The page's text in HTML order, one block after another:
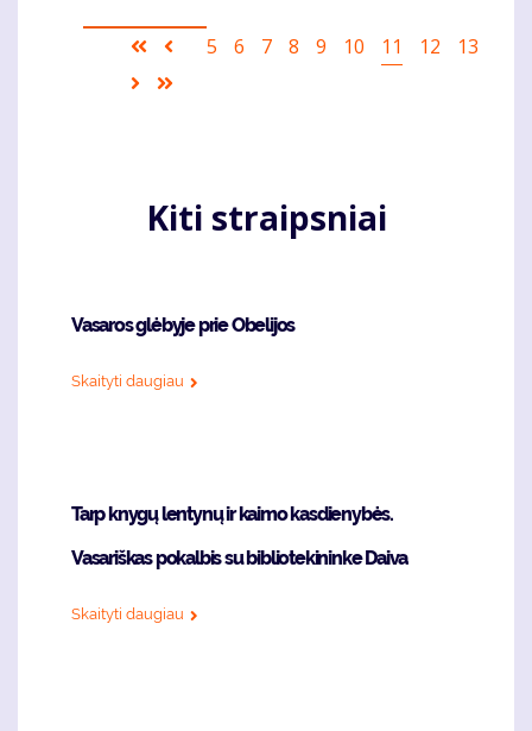
Pagination
First
page
Ankstesnis
Puslapis
5 Puslapis
6 Puslapis
7 Puslapis
8 Puslapis
9 Puslapis
10
Current
11 Puslapis
12 Puslapis
13
Sekantis
Kiti straipsniai
Vasaros glėbyje prie Obelijos
Skaityti daugiau
Tarp knygų lentynų ir kaimo kasdienybės.
Vasariškas pokalbis su bibliotekininke Daiva
Skaityti daugiau